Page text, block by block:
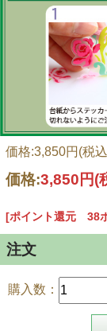
シートの長さは
価格:3,850円(税
価格:3,850円(
[ポイント還元 38
注文
購入数：